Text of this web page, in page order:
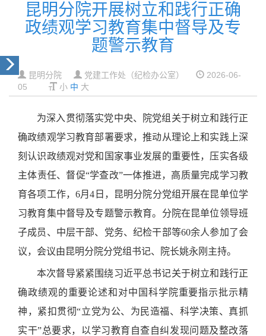
昆明分院开展树立和践行正确
政绩观学习教育集中督导及专
题警示教育
昆明分院 党建工作处（纪检办公室）
2026-06-
05
小 中 大
为深入贯彻落实党中央、院党组关于树立和践行正
确政绩观学习教育部署要求，推动从理论上和实践上深
刻认识政绩观对党和国家事业发展的重要性，压实各级
主体责任、督促“学查改”一体推进，高质量完成学习教
育各项工作，6月4日，昆明分院分党组开展在昆单位学
习教育集中督导及专题警示教育。分院在昆单位领导班
子成员、中层干部、党务、纪检干部等60余人参加了会
议，会议由昆明分院分党组书记、院长姚永刚主持。
本次督导紧紧围绕习近平总书记关于树立和践行正
确政绩观的重要论述和对中国科学院重要指示批示精
神，紧扣贯彻“立党为公、为民造福、科学决策、真抓
实干”总要求，以学习教育自查自纠发现问题及整改落